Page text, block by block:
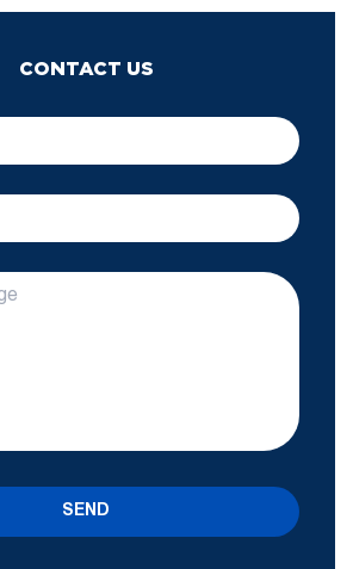
CONTACT US
SEND